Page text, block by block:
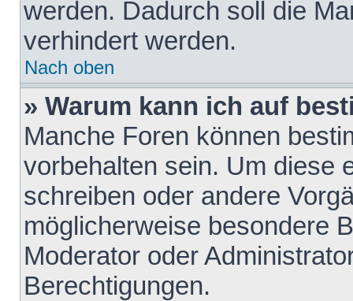
werden. Dadurch soll die
verhindert werden.
Nach oben
» Warum kann ich auf
Manche Foren können
vorbehalten sein. Um diese
schreiben oder andere
möglicherweise besondere
Moderator oder
Berechtigungen.